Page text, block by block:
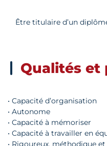
Être titulaire d’un
Qualités et
• Capacité d’organisation
• Autonome
• Capacité à mémoriser
• Capacité à travailler en
• Rigoureux, méthodique